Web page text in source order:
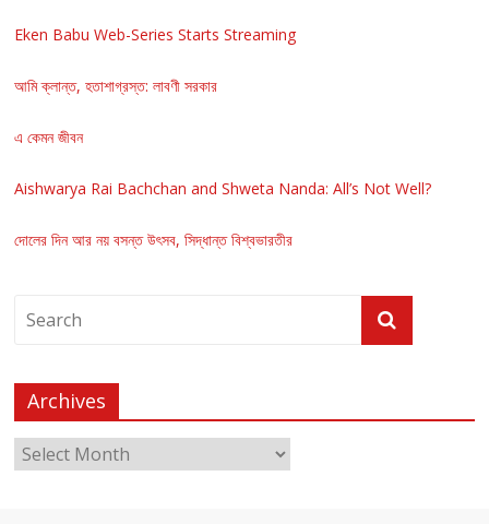
Eken Babu Web-Series Starts Streaming
আমি ক্লান্ত, হতাশাগ্রস্ত: লাবণী সরকার
এ কেমন জীবন
Aishwarya Rai Bachchan and Shweta Nanda: All’s Not Well?
দোলের দিন আর নয় বসন্ত উৎসব, সিদ্ধান্ত বিশ্বভারতীর
Archives